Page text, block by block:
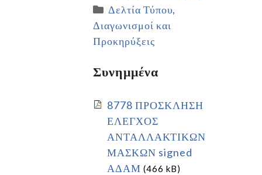
Δελτία Τύπου
Διαγωνισμοί και
Προκηρύξεις
Συνημμένα
8778 ΠΡΟΣΚΛΗΣΗ
ΕΛΕΓΧΟΣ
ΑΝΤΑΛΛΑΚΤΙΚΩΝ
ΜΑΣΚΩΝ signed
ΑΔΑΜ (466 kB)